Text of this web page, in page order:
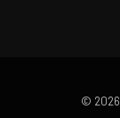
© 2026